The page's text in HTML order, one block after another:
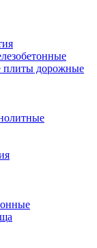
плиты дорожные